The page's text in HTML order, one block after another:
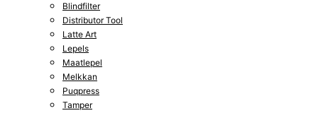
Blindfilter
Distributor Tool
Latte Art
Lepels
Maatlepel
Melkkan
Puqpress
Tamper